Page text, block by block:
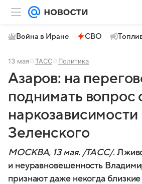
Война в Иране СВО
13 мая ТАСС Политика
Азаров: на
поднимать вопрос
наркозависимости
Зеленского
МОСКВА, 13 мая. /ТАСС/.
и неуравновешенность
признают даже некогда